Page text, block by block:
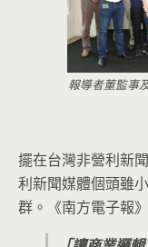
報導者董監事
擺在台灣非營利新
利新聞媒體個頭雖
群。《南方電子報